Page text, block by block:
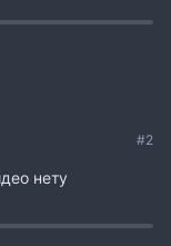
#2
нету